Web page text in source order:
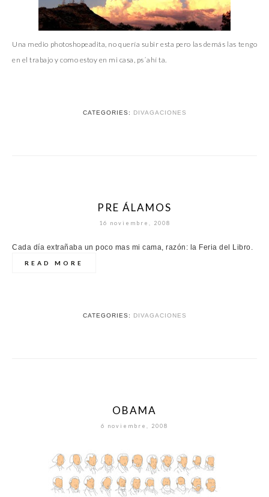
Una medio photoshopeadita, no quería subir esta pero las demás las tengo
en el trabajo y como estoy en mi casa, ps´ahí ta.
CATEGORIES: DIVAGACIONES
PRE ÁLAMOS
16 noviembre, 2008
Cada día extrañaba un poco mas mi cama, razón: la Feria del Libro.
READ MORE
CATEGORIES: DIVAGACIONES
OBAMA
6 noviembre, 2008